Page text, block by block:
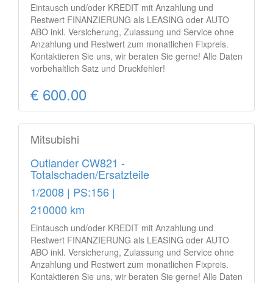
Eintausch und/oder KREDIT mit Anzahlung und
Restwert FINANZIERUNG als LEASING oder AUTO
ABO inkl. Versicherung, Zulassung und Service ohne
Anzahlung und Restwert zum monatlichen Fixpreis.
Kontaktieren Sie uns, wir beraten Sie gerne! Alle Daten
vorbehaltlich Satz und Druckfehler!
€ 600.00
Mitsubishi
Outlander CW821 -
Totalschaden/Ersatzteile
1/2008 | PS:156 |
210000 km
Eintausch und/oder KREDIT mit Anzahlung und
Restwert FINANZIERUNG als LEASING oder AUTO
ABO inkl. Versicherung, Zulassung und Service ohne
Anzahlung und Restwert zum monatlichen Fixpreis.
Kontaktieren Sie uns, wir beraten Sie gerne! Alle Daten